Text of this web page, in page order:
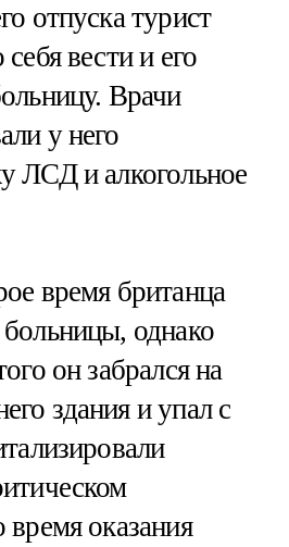
отпуска турист
вести и его
Врачи
у него
ЛСД и алкогольное
время британца
однако
он забрался на
здания и упал с
оказания